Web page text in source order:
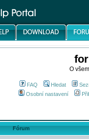
O
FAQ Hledat
Osobní nastavení
Fórum